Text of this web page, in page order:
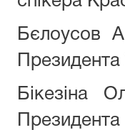
Бєлоусов
Бікезіна